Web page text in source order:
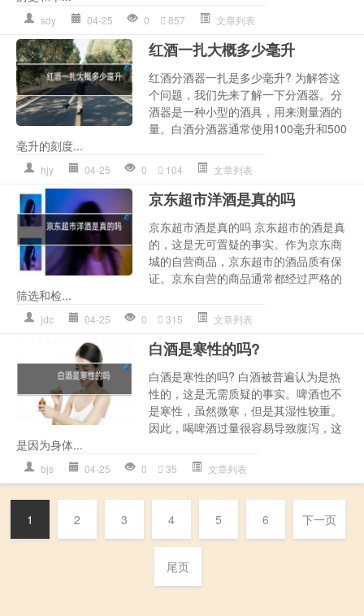
sdy 04-25 0 857 文章列表
红酒一扎大概多少毫升
红酒分酒器一扎是多少毫升? 为解答这
个问题，我们先来了解一下分酒器。分
酒器是一种小型的酒具，用来测量酒的
量。白酒分酒器通常使用100毫升和500
毫升的刻度...
hjy 04-25 0 104 文章列表
京东超市洋酒是真的吗
京东超市酒是真的吗 京东超市的酒是真
的，这是无可置疑的事实。作为京东商
城的自营商品，京东超市的酒品质有保
证。京东自营的商品通常都经过严格的
筛选和检...
jdc 04-25 0 315 文章列表
白酒是寒性的吗?
白酒是寒性的吗? 白酒被普遍认为是热
性的，这是无需质疑的事实。啤酒也不
是寒性，虽然微寒，但是其湿性较重。
因此，喝啤酒过量很容易导致腹泻，这
是因为身体...
bjs 04-25 0 35 文章列表
1 2 3 4 5 6 下一页
尾页